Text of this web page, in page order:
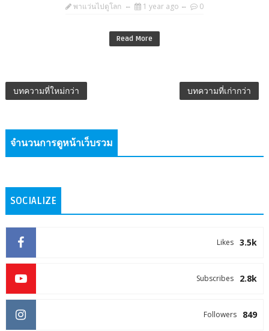
พาแว่นไปดูโลก 1 year ago 0
Read More
บทความที่ใหม่กว่า บทความที่เก่ากว่า
จำนวนการดูหน้าเว็บรวม
SOCIALIZE
3.5k
Likes
2.8k
Subscribes
849
Followers